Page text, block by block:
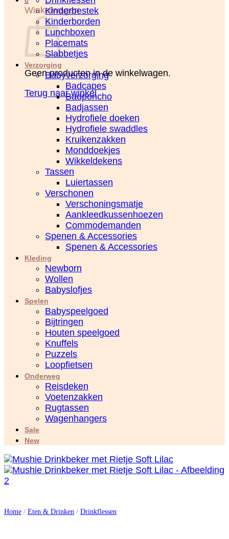
Winkelwagen
Geen producten in de winkelwagen.
Terug naar winkel
Kinderbestek
Kinderborden
Lunchboxen
Placemats
Slabbetjes
Verzorging
Babyverzorging
Badcapes
Badponcho
Badjassen
Hydrofiele doeken
Hydrofiele swaddles
Kruikenzakken
Monddoekjes
Wikkeldekens
Tassen
Luiertassen
Verschonen
Verschoningsmatje
Aankleedkussenhoezen
Commodemanden
Spenen & Accessories
Spenen & Accessories
Kleding
Newborn
Wollen
Babyslofjes
Spelen
Babyspeelgoed
Bijtringen
Houten speelgoed
Knuffels
Puzzels
Loopfietsen
Onderweg
Reisdeken
Voetenzakken
Rugtassen
Wagenhangers
Sale
New
Home / Eten & Drinken / Drinkflessen